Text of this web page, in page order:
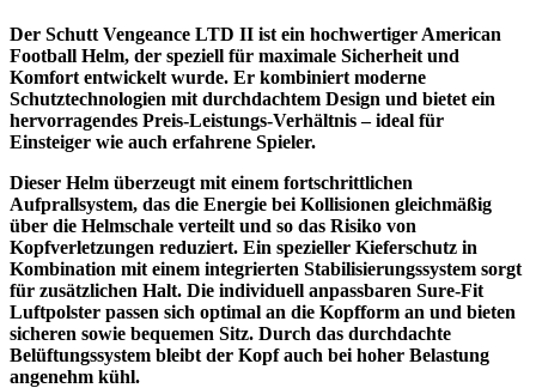
Der Schutt Vengeance LTD II ist ein hochwertiger American
Football Helm, der speziell für maximale Sicherheit und
Komfort entwickelt wurde. Er kombiniert moderne
Schutztechnologien mit durchdachtem Design und bietet ein
hervorragendes Preis-Leistungs-Verhältnis – ideal für
Einsteiger wie auch erfahrene Spieler.
Dieser Helm überzeugt mit einem fortschrittlichen
Aufprallsystem, das die Energie bei Kollisionen gleichmäßig
über die Helmschale verteilt und so das Risiko von
Kopfverletzungen reduziert. Ein spezieller Kieferschutz in
Kombination mit einem integrierten Stabilisierungssystem sorgt
für zusätzlichen Halt. Die individuell anpassbaren Sure-Fit
Luftpolster passen sich optimal an die Kopfform an und bieten
sicheren sowie bequemen Sitz. Durch das durchdachte
Belüftungssystem bleibt der Kopf auch bei hoher Belastung
angenehm kühl.